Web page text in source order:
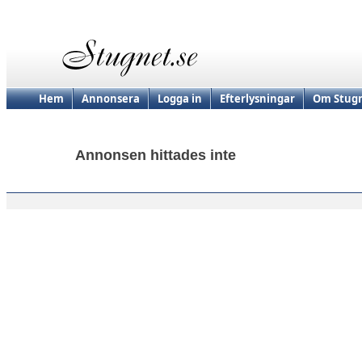
Hem Annonsera Logga in Efterlysningar Om
Annonsen hittades inte